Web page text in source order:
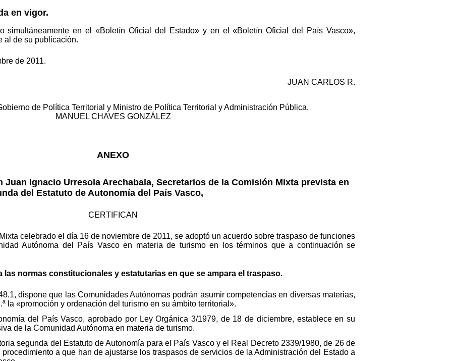
en vigor.
simultáneamente en el «Boletín Oficial del Estado» y en el «Boletín Oficial del País Vasco»,
al de su publicación.
de 2011.
JUAN CARLOS R.
de Política Territorial y Ministro de Política Territorial y Administración Pública,
MANUEL CHAVES GONZÁLEZ
ANEXO
Juan Ignacio Urresola Arechabala, Secretarios de la Comisión Mixta prevista en
del Estatuto de Autonomía del País Vasco,
CERTIFICAN
celebrado el día 16 de noviembre de 2011, se adoptó un acuerdo sobre traspaso de funciones
Autónoma del País Vasco en materia de turismo en los términos que a continuación se
las normas constitucionales y estatutarias en que se ampara el traspaso.
dispone que las Comunidades Autónomas podrán asumir competencias en diversas materias,
la «promoción y ordenación del turismo en su ámbito territorial».
del País Vasco, aprobado por Ley Orgánica 3/1979, de 18 de diciembre, establece en su
de la Comunidad Autónoma en materia de turismo.
segunda del Estatuto de Autonomía para el País Vasco y el Real Decreto 2339/1980, de 26 de
a que han de ajustarse los traspasos de servicios de la Administración del Estado a